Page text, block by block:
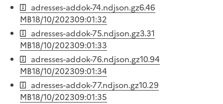
adresses-addok-74.ndjson.gz6.46
MB18/10/202309:01:32
adresses-addok-75.ndjson.gz3.31
MB18/10/202309:01:33
adresses-addok-76.ndjson.gz10.94
MB18/10/202309:01:34
adresses-addok-77.ndjson.gz10.29
MB18/10/202309:01:35